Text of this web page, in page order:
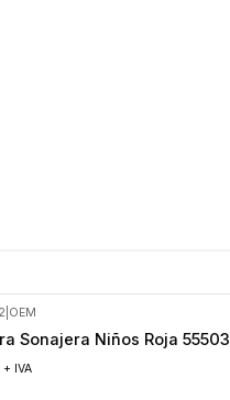
OEM
Sonajera Niños Roja 55503
+ IVA